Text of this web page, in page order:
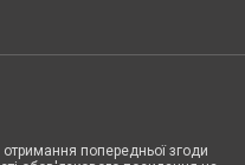
попередньої згоди